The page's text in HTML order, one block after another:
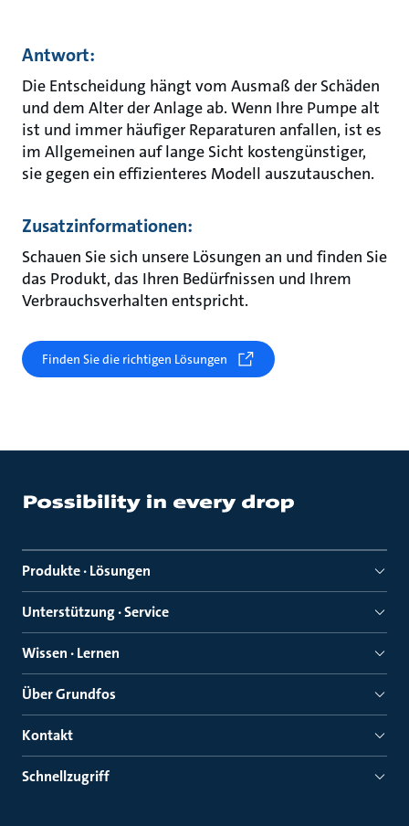
Antwort:
Die Entscheidung hängt vom Ausmaß der Schäden
und dem Alter der Anlage ab. Wenn Ihre Pumpe alt
ist und immer häufiger Reparaturen anfallen, ist es
im Allgemeinen auf lange Sicht kostengünstiger,
sie gegen ein effizienteres Modell auszutauschen.
Zusatzinformationen:
Schauen Sie sich unsere Lösungen an und finden Sie
das Produkt, das Ihren Bedürfnissen und Ihrem
Verbrauchsverhalten entspricht.
Finden Sie die richtigen Lösungen
Produkte · Lösungen
Unterstützung · Service
Wissen · Lernen
Über Grundfos
Kontakt
Schnellzugriff